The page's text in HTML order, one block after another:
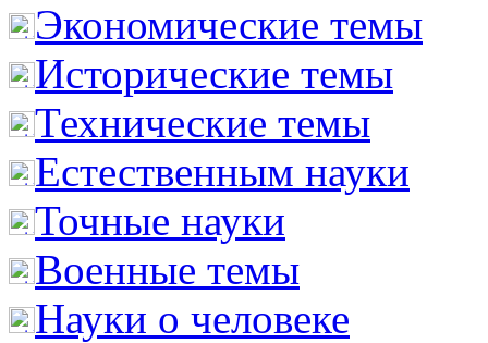
Экономические темы
Исторические темы
Технические темы
Естественным науки
Точные науки
Военные темы
Науки о человеке